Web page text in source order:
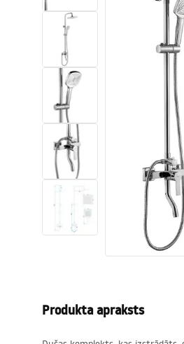
Lineāras dušas notekas
Vannas un ekrāni
Vannas istabas
Vannas istabas dušas
Produkta apraksts